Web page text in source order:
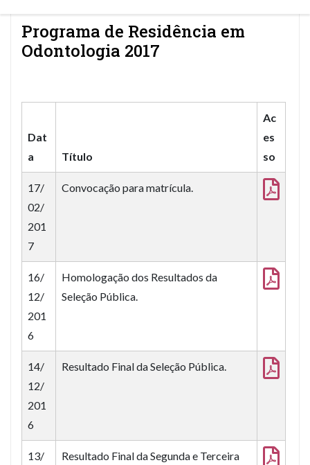
Programa de Residência em
Odontologia 2017
Dat
a
Título
Ac
es
so
17/
02/
201
7
Convocação para matrícula.
16/
12/
201
6
Homologação dos Resultados da
Seleção Pública.
14/
12/
201
6
Resultado Final da Seleção Pública.
13/
Resultado Final da Segunda e Terceira